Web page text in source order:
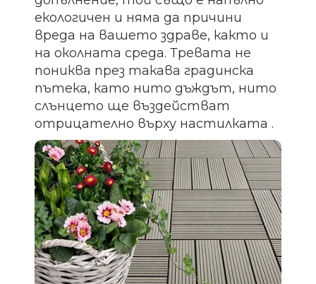
екологичен и няма да причини
вреда на вашето здраве, както и
на околната среда. Тревата не
пониква през такава градинска
пътека, като нито дъждът, нито
слънцето ще въздействат
отрицателно върху настилката .